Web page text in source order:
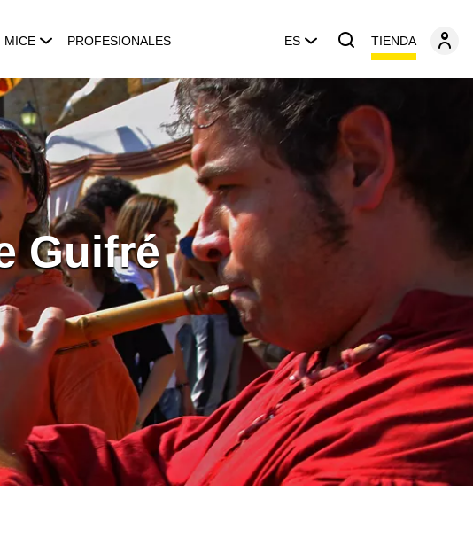
MICE PROFESIONALES ES TIENDA
Guifré